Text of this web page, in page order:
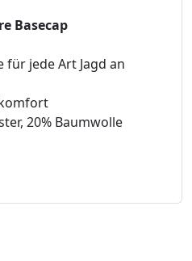
Basecap
für jede Art Jagd an
20% Baumwolle